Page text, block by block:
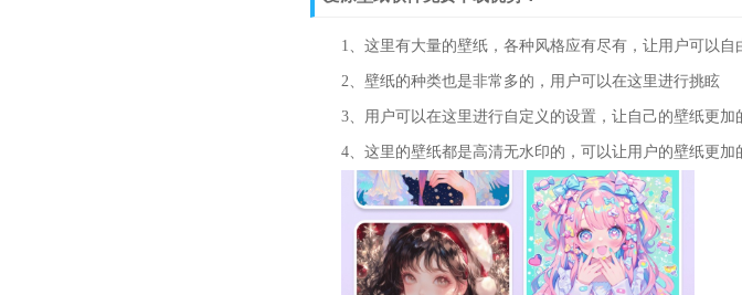
1、这里有大量的壁纸，各种风格应有尽有，让用户可以自
2、壁纸的种类也是非常多的，用户可以在这里进行挑眩
3、用户可以在这里进行自定义的设置，让自己的壁纸更加
4、这里的壁纸都是高清无水印的，可以让用户的壁纸更加